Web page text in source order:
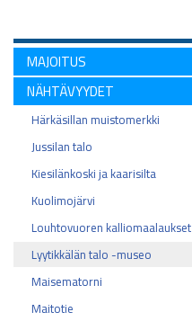
MAJOITUS
NÄHTÄVYYDET
Härkäsillan muistomerkki
Jussilan talo
Kiesilänkoski ja kaarisilta
Kuolimojärvi
Louhtovuoren kalliomaalaukset
Lyytikkälän talo -museo
Maisematorni
Maitotie